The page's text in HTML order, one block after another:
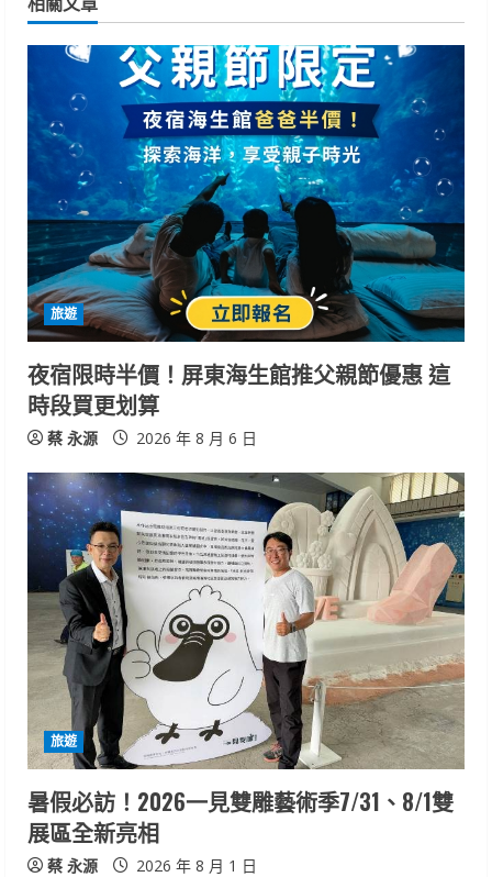
n
u
e
R
e
a
d
i
n
g
旅遊
夜宿限時半價！屏東海生館推父親節優惠 這
時段買更划算
蔡 永源 2026 年 8 月 6 日
旅遊
暑假必訪！2026一見雙雕藝術季7/31、8/1雙
展區全新亮相
蔡 永源 2026 年 8 月 1 日